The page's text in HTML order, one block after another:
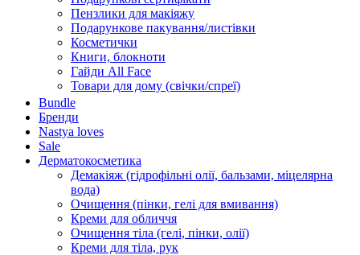
Пензлики для макіяжу
Подарункове пакування/листівки
Косметички
Книги, блокноти
Гайди All Face
Товари для дому (свічки/спреї)
Bundle
Бренди
Nastya loves
Sale
Дерматокосметика
Демакіяж (гідрофільні олії, бальзами, міцелярна
вода)
Очищення (пінки, гелі для вмивання)
Креми для обличчя
Очищення тіла (гелі, пінки, олії)
Креми для тіла, рук